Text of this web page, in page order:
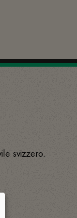
svizzero.